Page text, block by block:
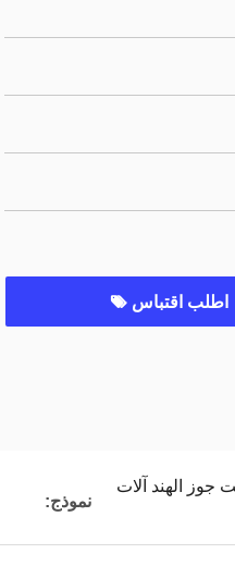
اطلب اقتباس
جوز الهند آلات
نموذج: